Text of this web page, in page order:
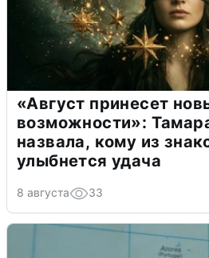
«Август принесет
возможности»:
назвала, кому из
улыбнется удача
8 августа 33